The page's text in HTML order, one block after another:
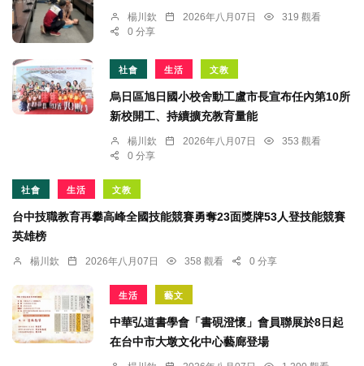
楊川欽 2026年八月07日
319 觀看
0 分享
社會 生活 文教
烏日區旭日國小校舍動工盧市長宣布任內第10所
新校開工、持續擴充教育量能
楊川欽 2026年八月07日
353 觀看
0 分享
社會 生活 文教
台中技職教育再攀高峰全國技能競賽勇奪23面獎牌53人登技能競賽
英雄榜
楊川欽 2026年八月07日 358 觀看 0 分享
生活 藝文
中華弘道書學會「書硯澄懷」會員聯展於8日起
在台中市大墩文化中心藝廊登場